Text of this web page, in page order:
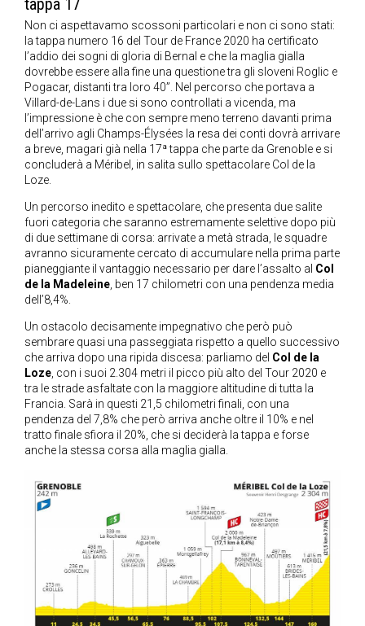
tappa 17
Non ci aspettavamo scossoni particolari e non ci sono stati:
la tappa numero 16 del Tour de France 2020 ha certificato
l’addio dei sogni di gloria di Bernal e che la maglia gialla
dovrebbe essere alla fine una questione tra gli sloveni Roglic e
Pogacar, distanti tra loro 40”. Nel percorso che portava a
Villard-de-Lans i due si sono controllati a vicenda, ma
l’impressione è che con sempre meno terreno davanti prima
dell’arrivo agli Champs-Élysées la resa dei conti dovrà arrivare
a breve, magari già nella 17ª tappa che parte da Grenoble e si
concluderà a Méribel, in salita sullo spettacolare Col de la
Loze.
Un percorso inedito e spettacolare, che presenta due salite
fuori categoria che saranno estremamente selettive dopo più
di due settimane di corsa: arrivate a metà strada, le squadre
avranno sicuramente cercato di accumulare nella prima parte
pianeggiante il vantaggio necessario per dare l’assalto al Col
de la Madeleine, ben 17 chilometri con una pendenza media
dell’8,4%.
Un ostacolo decisamente impegnativo che però può
sembrare quasi una passeggiata rispetto a quello successivo
che arriva dopo una ripida discesa: parliamo del Col de la
Loze, con i suoi 2.304 metri il picco più alto del Tour 2020 e
tra le strade asfaltate con la maggiore altitudine di tutta la
Francia. Sarà in questi 21,5 chilometri finali, con una
pendenza del 7,8% che però arriva anche oltre il 10% e nel
tratto finale sfiora il 20%, che si deciderà la tappa e forse
anche la stessa corsa alla maglia gialla.